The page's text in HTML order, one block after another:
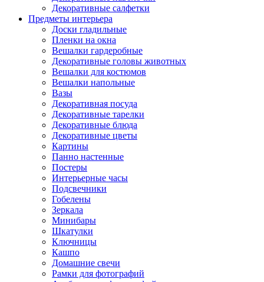
Декоративные салфетки
Предметы интерьера
Доски гладильные
Пленки на окна
Вешалки гардеробные
Декоративные головы животных
Вешалки для костюмов
Вешалки напольные
Вазы
Декоративная посуда
Декоративные тарелки
Декоративные блюда
Декоративные цветы
Картины
Панно настенные
Постеры
Интерьерные часы
Подсвечники
Гобелены
Зеркала
Минибары
Шкатулки
Ключницы
Кашпо
Домашние свечи
Рамки для фотографий